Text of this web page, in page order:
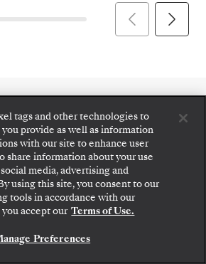
tags and other technologies to
provide as well as information
with our site to enhance user
share information about your use
media, advertising and
using this site, you consent to our
tools in accordance with our
you accept our Terms of Use.
Preferences